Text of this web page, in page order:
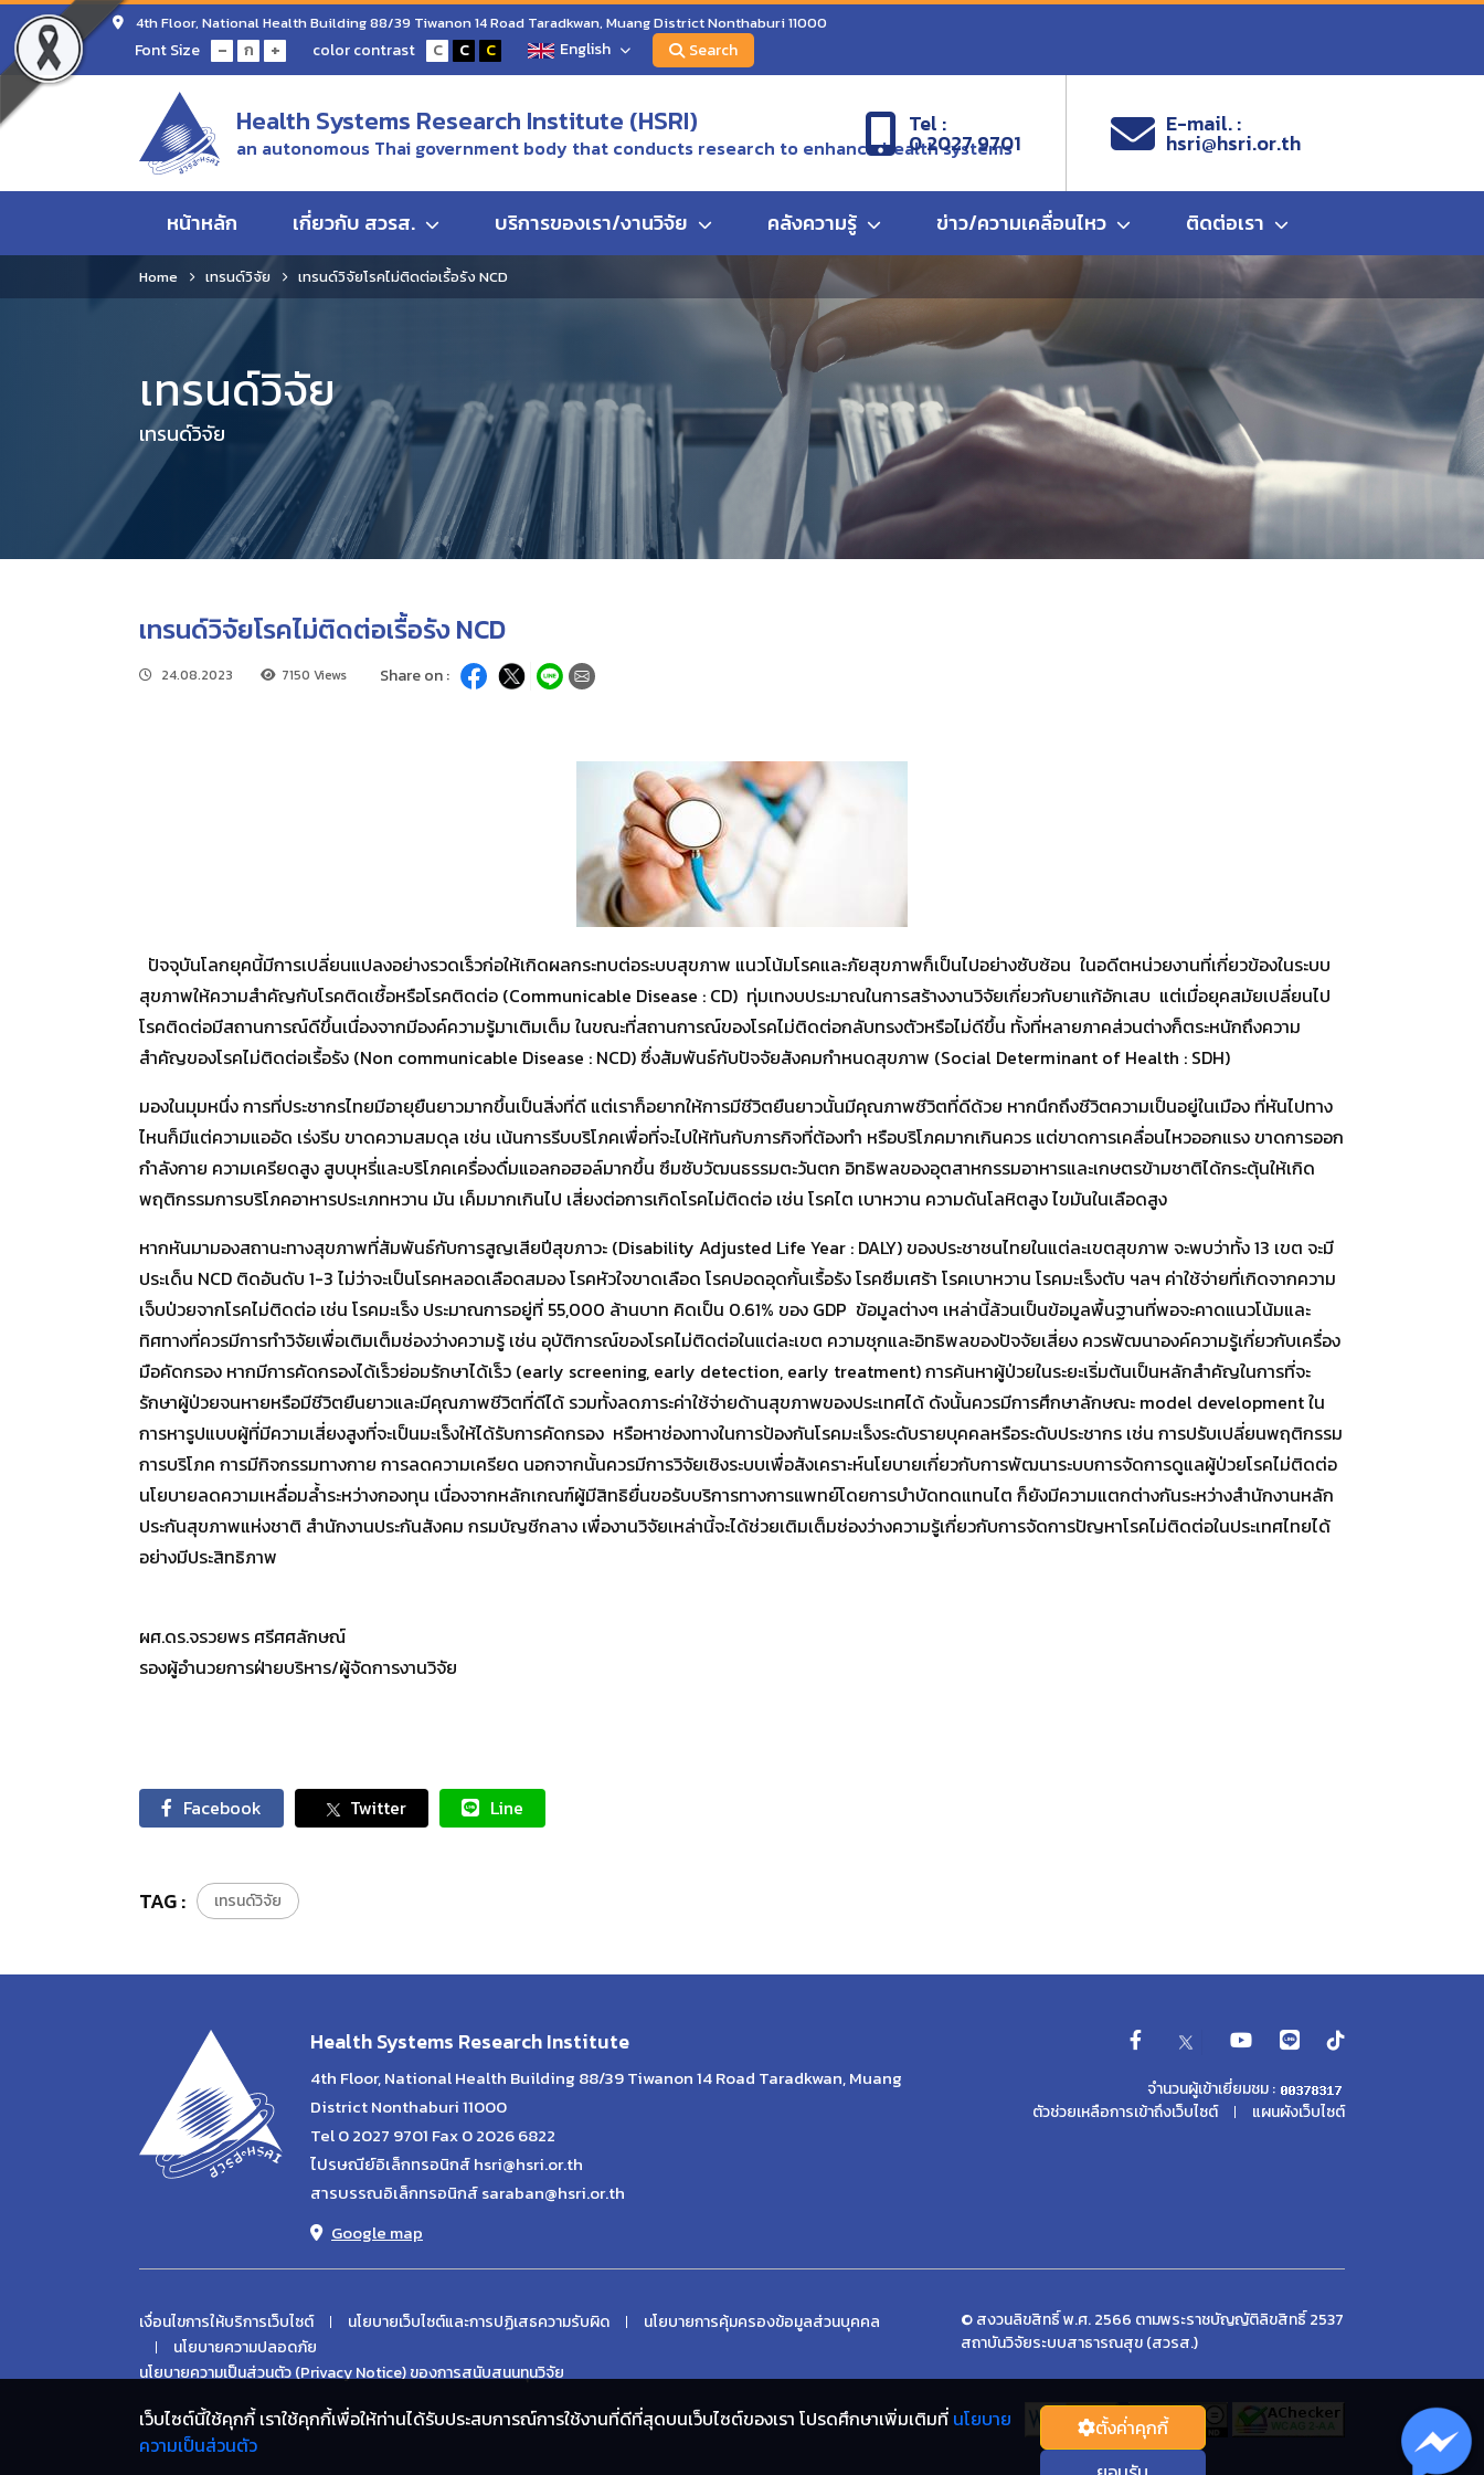
4th Floor, National Health Building 88/39 Tiwanon 14 Road Taradkwan, Muang District Nonthaburi 11000
Font Size - ก + color contrast C C C English Search
Health Systems Research Institute (HSRI)
an autonomous Thai government body that conducts research to enhance health systems
Tel :
0 2027 9701
E-mail. :
hsri@hsri.or.th
หน้าหลัก เกี่ยวกับ สวรส. บริการของเรา/งานวิจัย คลังความรู้ ข่าว/ความเคลื่อนไหว ติดต่อเรา
Home เทรนด์วิจัย เทรนด์วิจัยโรคไม่ติดต่อเรื้อรัง NCD
เทรนด์วิจัย
เทรนด์วิจัย
เทรนด์วิจัยโรคไม่ติดต่อเรื้อรัง NCD
24.08.2023 7150 Views Share on :
ปัจจุบันโลกยุคนี้มีการเปลี่ยนแปลงอย่างรวดเร็วก่อให้เกิดผลกระทบต่อระบบสุขภาพ แนวโน้มโรคและภัยสุขภาพก็เป็นไปอย่างซับซ้อน ในอดีตหน่วยงานที่เกี่ยวข้องในระบบ
สุขภาพให้ความสำคัญกับโรคติดเชื้อหรือโรคติดต่อ (Communicable Disease : CD) ทุ่มเทงบประมาณในการสร้างงานวิจัยเกี่ยวกับยาแก้อักเสบ แต่เมื่อยุคสมัยเปลี่ยนไป
โรคติดต่อมีสถานการณ์ดีขึ้นเนื่องจากมีองค์ความรู้มาเติมเต็ม ในขณะที่สถานการณ์ของโรคไม่ติดต่อกลับทรงตัวหรือไม่ดีขึ้น ทั้งที่หลายภาคส่วนต่างก็ตระหนักถึงความ
สำคัญของโรคไม่ติดต่อเรื้อรัง (Non communicable Disease : NCD) ซึ่งสัมพันธ์กับปัจจัยสังคมกำหนดสุขภาพ (Social Determinant of Health : SDH)
มองในมุมหนึ่ง การที่ประชากรไทยมีอายุยืนยาวมากขึ้นเป็นสิ่งที่ดี แต่เราก็อยากให้การมีชีวิตยืนยาวนั้นมีคุณภาพชีวิตที่ดีด้วย หากนึกถึงชีวิตความเป็นอยู่ในเมือง ที่หันไปทาง
ไหนก็มีแต่ความแออัด เร่งรีบ ขาดความสมดุล เช่น เน้นการรีบบริโภคเพื่อที่จะไปให้ทันกับภารกิจที่ต้องทำ หรือบริโภคมากเกินควร แต่ขาดการเคลื่อนไหวออกแรง ขาดการออก
กำลังกาย ความเครียดสูง สูบบุหรี่และบริโภคเครื่องดื่มแอลกอฮอล์มากขึ้น ซึมซับวัฒนธรรมตะวันตก อิทธิพลของอุตสาหกรรมอาหารและเกษตรข้ามชาติได้กระตุ้นให้เกิด
พฤติกรรมการบริโภคอาหารประเภทหวาน มัน เค็มมากเกินไป เสี่ยงต่อการเกิดโรคไม่ติดต่อ เช่น โรคไต เบาหวาน ความดันโลหิตสูง ไขมันในเลือดสูง
หากหันมามองสถานะทางสุขภาพที่สัมพันธ์กับการสูญเสียปีสุขภาวะ (Disability Adjusted Life Year : DALY) ของประชาชนไทยในแต่ละเขตสุขภาพ จะพบว่าทั้ง 13 เขต จะมี
ประเด็น NCD ติดอันดับ 1-3 ไม่ว่าจะเป็นโรคหลอดเลือดสมอง โรคหัวใจขาดเลือด โรคปอดอุดกั้นเรื้อรัง โรคซึมเศร้า โรคเบาหวาน โรคมะเร็งตับ ฯลฯ ค่าใช้จ่ายที่เกิดจากความ
เจ็บป่วยจากโรคไม่ติดต่อ เช่น โรคมะเร็ง ประมาณการอยู่ที่ 55,000 ล้านบาท คิดเป็น 0.61% ของ GDP ข้อมูลต่างๆ เหล่านี้ล้วนเป็นข้อมูลพื้นฐานที่พอจะคาดแนวโน้มและ
ทิศทางที่ควรมีการทำวิจัยเพื่อเติมเต็มช่องว่างความรู้ เช่น อุบัติการณ์ของโรคไม่ติดต่อในแต่ละเขต ความชุกและอิทธิพลของปัจจัยเสี่ยง ควรพัฒนาองค์ความรู้เกี่ยวกับเครื่อง
มือคัดกรอง หากมีการคัดกรองได้เร็วย่อมรักษาได้เร็ว (early screening, early detection, early treatment) การค้นหาผู้ป่วยในระยะเริ่มต้นเป็นหลักสำคัญในการที่จะ
รักษาผู้ป่วยจนหายหรือมีชีวิตยืนยาวและมีคุณภาพชีวิตที่ดีได้ รวมทั้งลดภาระค่าใช้จ่ายด้านสุขภาพของประเทศได้ ดังนั้นควรมีการศึกษาลักษณะ model development ใน
การหารูปแบบผู้ที่มีความเสี่ยงสูงที่จะเป็นมะเร็งให้ได้รับการคัดกรอง หรือหาช่องทางในการป้องกันโรคมะเร็งระดับรายบุคคลหรือระดับประชากร เช่น การปรับเปลี่ยนพฤติกรรม
การบริโภค การมีกิจกรรมทางกาย การลดความเครียด นอกจากนั้นควรมีการวิจัยเชิงระบบเพื่อสังเคราะห์นโยบายเกี่ยวกับการพัฒนาระบบการจัดการดูแลผู้ป่วยโรคไม่ติดต่อ
นโยบายลดความเหลื่อมล้ำระหว่างกองทุน เนื่องจากหลักเกณฑ์ผู้มีสิทธิยื่นขอรับบริการทางการแพทย์โดยการบำบัดทดแทนไต ก็ยังมีความแตกต่างกันระหว่างสำนักงานหลัก
ประกันสุขภาพแห่งชาติ สำนักงานประกันสังคม กรมบัญชีกลาง เพื่องานวิจัยเหล่านี้จะได้ช่วยเติมเต็มช่องว่างความรู้เกี่ยวกับการจัดการปัญหาโรคไม่ติดต่อในประเทศไทยได้
อย่างมีประสิทธิภาพ
ผศ.ดร.จรวยพร ศรีศศลักษณ์
รองผู้อำนวยการฝ่ายบริหาร/ผู้จัดการงานวิจัย
Facebook Twitter Line
TAG : เทรนด์วิจัย
Health Systems Research Institute
4th Floor, National Health Building 88/39 Tiwanon 14 Road Taradkwan, Muang
District Nonthaburi 11000
Tel 0 2027 9701 Fax 0 2026 6822
ไปรษณีย์อิเล็กทรอนิกส์ hsri@hsri.or.th
สารบรรณอิเล็กทรอนิกส์ saraban@hsri.or.th
Google map
จำนวนผู้เข้าเยี่ยมชม :
ตัวช่วยเหลือการเข้าถึงเว็บไซต์
แผนผังเว็บไซต์
เงื่อนไขการให้บริการเว็บไซต์ นโยบายเว็บไซต์และการปฏิเสธความรับผิด
นโยบายการคุ้มครองข้อมูลส่วนบุคคล
นโยบายความปลอดภัย
นโยบายความเป็นส่วนตัว (Privacy Notice) ของการสนับสนนทุนวิจัย
© สงวนลิขสิทธิ์ พ.ศ. 2566 ตามพระราชบัญญัติลิขสิทธิ์ 2537
สถาบันวิจัยระบบสาธารณสุข (สวรส.)
เว็บไซต์นี้ใช้คุกกี้ เราใช้คุกกี้เพื่อให้ท่านได้รับประสบการณ์การใช้งานที่ดีที่สุดบนเว็บไซต์ของเรา โปรดศึกษาเพิ่มเติมที่ นโยบาย
ความเป็นส่วนตัว
ตั้งค่่าคุกกี้